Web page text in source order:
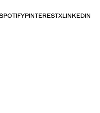
SPOTIFYPINTERESTXLINKEDIN